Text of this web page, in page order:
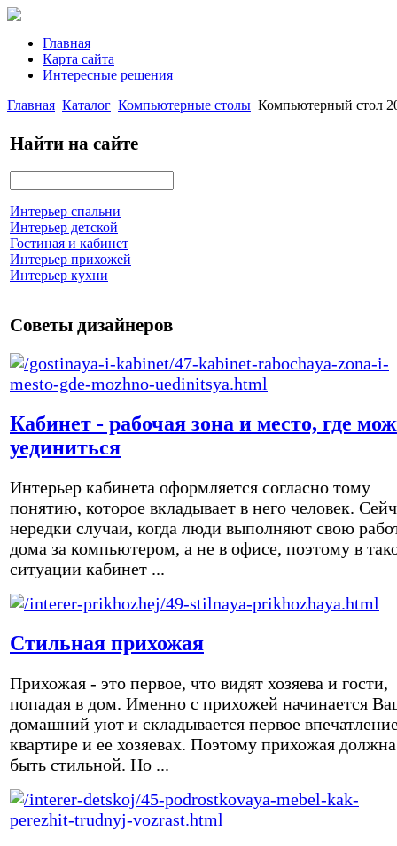
Главная
Карта сайта
Интересные решения
Главная Каталог Компьютерные столы Компьютерный стол
Найти на сайте
Интерьер спальни
Интерьер детской
Гостиная и кабинет
Интерьер прихожей
Интерьер кухни
Советы дизайнеров
Кабинет - рабочая зона и место, где
уединиться
Интерьер кабинета оформляется согласно тому
понятию, которое вкладывает в него человек.
нередки случаи, когда люди выполняют свою
дома за компьютером, а не в офисе, поэтому в
ситуации кабинет ...
Стильная прихожая
Прихожая - это первое, что видят хозяева и гости,
попадая в дом. Именно с прихожей начинается
домашний уют и складывается первое
квартире и ее хозяевах. Поэтому прихожая должна
быть стильной. Но ...